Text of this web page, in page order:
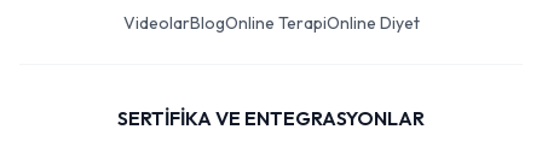
VideolarBlogOnline TerapiOnline Diyet
SERTİFİKA VE ENTEGRASYONLAR